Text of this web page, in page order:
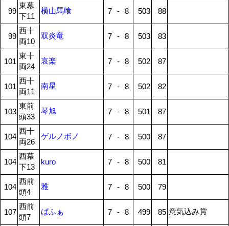
99
東幕
下11
横山馬喰 7 - 8 503 88
99
西十
両10
双炎竜 7 - 8 503 83
101
東十
両24
哀楽 7 - 8 502 87
101
西十
両11
南星 7 - 8 502 82
103
東前
頭33
琴旭 7 - 8 501 87
104
西十
両26
ゲルノボノ 7 - 8 500 87
104
西幕
下13
kuro 7 - 8 500 81
104
西前
頭4
雅 7 - 8 500 79
107
西前
頭7
ばふぁ 7 - 8 499 85 意気込み賞